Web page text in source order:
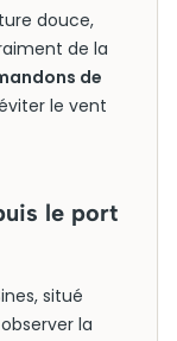
douce,
de la
de
le vent
le port
situé
la